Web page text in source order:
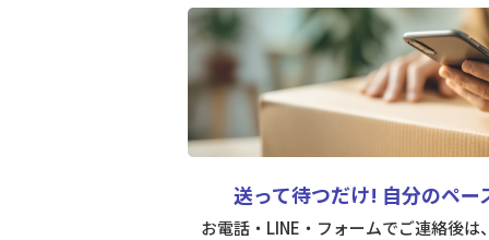
送って待つだけ! 自分のペー
お電話・LINE・フォームでご連絡後